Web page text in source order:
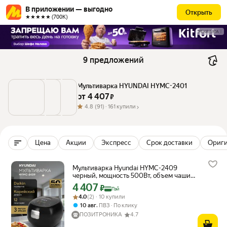
В приложении — выгодно
★★★★★ (700К)
Открыть
РЕКЛАМА
9 предложений
Мультиварка HYUNDAI HYMC-2401
от 4 407 ₽
4.8 (91) · 161 купили
Цена Акции Экспресс Срок доставки
Мультиварка Hyundai HYMC-2409
черный, мощность 500Вт, объем чаши
3л, покрытие чаши Daikin
Цена с картой Яндекс Пэй 4407 ₽ вместо
4 407₽ Пэй
Рейтинг товара: 4.0 из 5
Оценок: (2) · 10 купили
4.0(2) · 10 купили
10 авг, ПВЗ
По клику
ПОЗИТРОНИКА
4.7